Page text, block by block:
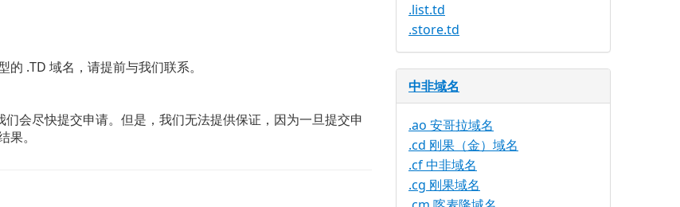
.TD 域名，请提前与我们联系。
会尽快提交申请。但是，我们无法提供保证，因为一旦提交申
。
.list.td
.store.td
中非域名
.ao 安哥拉域名
.cd 刚果（金）域名
.cf 中非域名
.cg 刚果域名